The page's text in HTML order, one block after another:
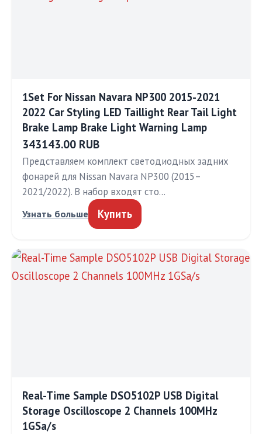
1Set For Nissan Navara NP300 2015-2021
2022 Car Styling LED Taillight Rear Tail Light
Brake Lamp Brake Light Warning Lamp
343143.00 RUB
Представляем комплект светодиодных задних
фонарей для Nissan Navara NP300 (2015–
2021/2022). В набор входят сто…
Узнать больше Купить
Real-Time Sample DSO5102P USB Digital
Storage Oscilloscope 2 Channels 100MHz
1GSa/s